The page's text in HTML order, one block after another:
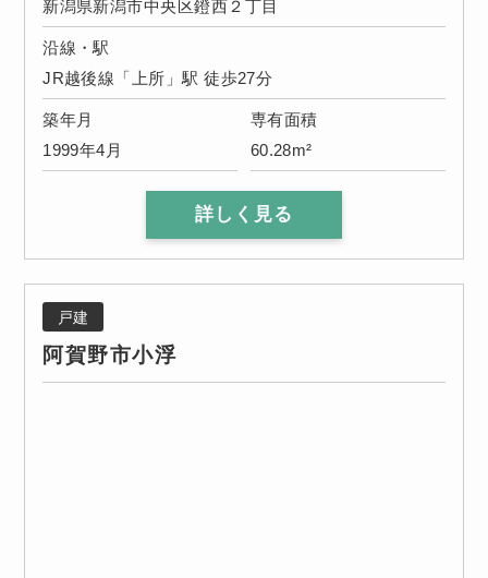
新潟県新潟市中央区鐙西２丁目
沿線・駅
JR越後線「上所」駅 徒歩27分
築年月
1999年4月
専有面積
60.28m²
詳しく見る
戸建
阿賀野市小浮